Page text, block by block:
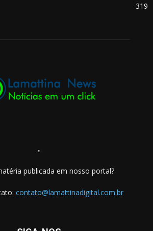
319
.
publicada em nosso portal?
contato@lamattinadigital.com.br